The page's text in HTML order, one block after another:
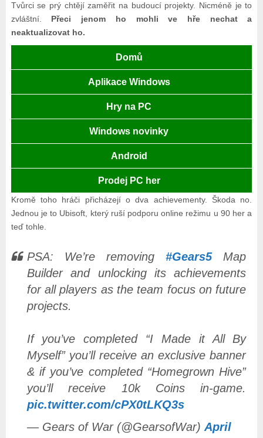
Tvůrci se prý chtějí zaměřit na budoucí projekty. Nicméně je to
zvláštní. Přeci jenom ho mohli ve hře nechat a
neaktualizovat ho.
Domů
Aplikace Windows
Hry na PC
Windows novinky
Android
Prodej PC her
Kromě toho hráči přicházejí o dva achievementy. Škoda no.
Jednou je to Ubisoft, který ruší podporu online režimu u 90 her a
teď tohle.
PSA: We’re removing#Gears5Map
Builder and unlocking its achievements
for all players as the team focus on future
projects.
If you’ve completed “I Made it All By
Myself” you’ll receive an exclusive banner
& if you’ve completed “Homegrown Hive”
you’ll receive 10k Coins in-game.
pic.twitter.com/cPX0tLKQ3s
— Gears of War (@GearsofWar)April